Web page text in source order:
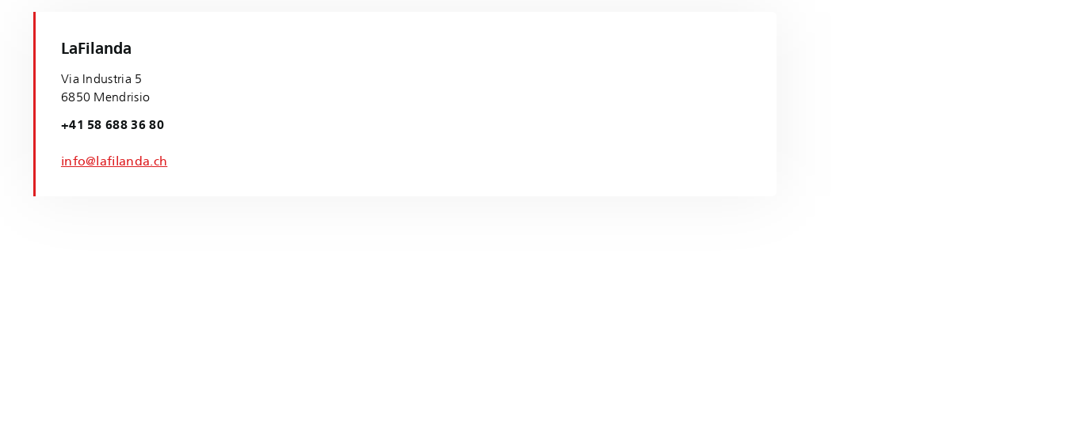
LaFilanda
Via Industria 5
6850 Mendrisio
+41 58 688 36 80
info@lafilanda.ch